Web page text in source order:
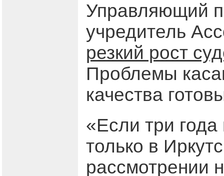
Управляющий
учредитель
резкий рост
Проблемы
качества
«Если три
только в
рассмотрении